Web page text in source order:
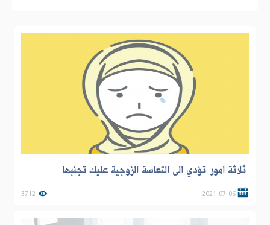
ثلاثة امور تؤدي الى التعاسة الزوجية عليك تجنبها
2021-07-06
3712